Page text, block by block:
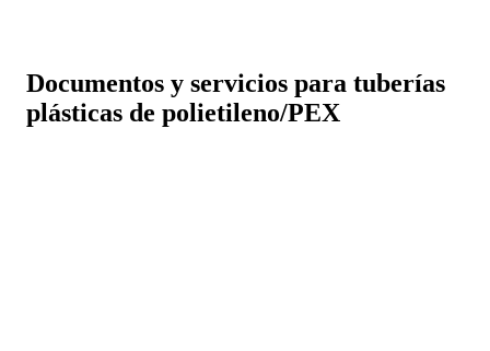
Documentos y servicios para tuberías
plásticas de polietileno/PEX